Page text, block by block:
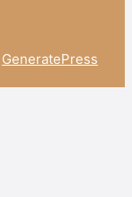
GeneratePress